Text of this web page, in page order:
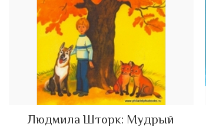
ADD TO CART
Людмила Шторк: Мудрый